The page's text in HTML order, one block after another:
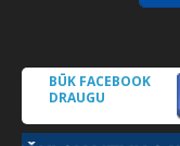
BŪK FACEBOOK
DRAUGU